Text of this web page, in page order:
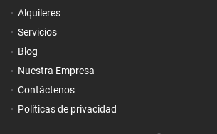
Alquileres
Servicios
Blog
Nuestra Empresa
Contáctenos
Políticas de privacidad